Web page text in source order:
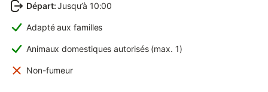
Départ:Jusqu’à 10:00
Adapté aux familles
Animaux domestiques autorisés (max. 1)
Non-fumeur